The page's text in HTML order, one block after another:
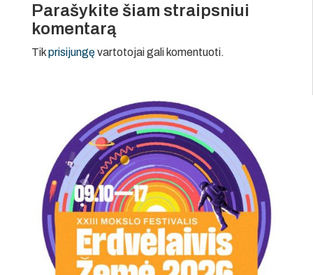
Parašykite šiam straipsniui
komentarą
Tikprisijungęvartotojai gali komentuoti.